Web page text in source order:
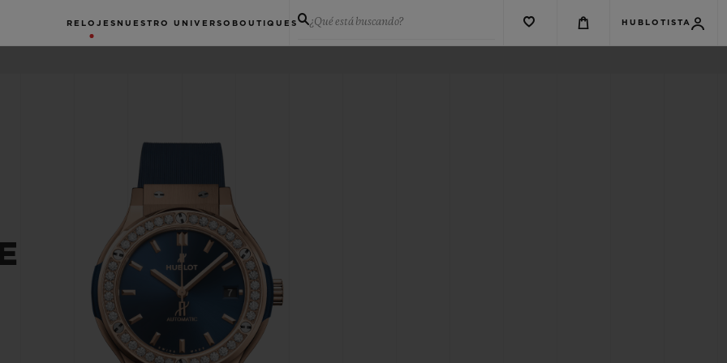
RELOJES NUESTRO UNIVERSO BOUTIQUES ¿Qué está buscando? HUBLOTISTA